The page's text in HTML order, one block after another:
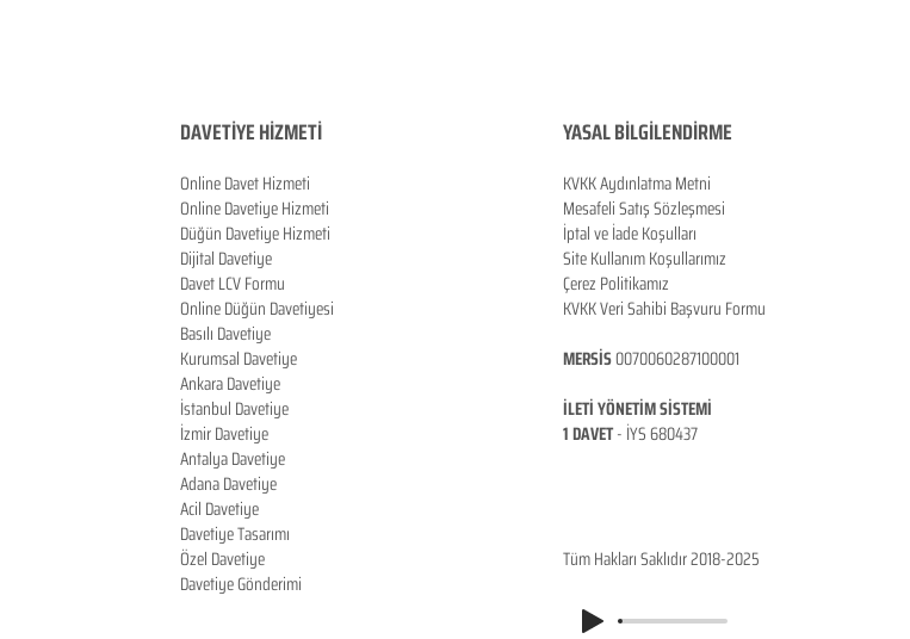
DAVETİYE HİZMETİ
Online Davet Hizmeti
Online Davetiye Hizmeti
Düğün Davetiye Hizmeti
Dijital Davetiye
Davet LCV Formu
Online Düğün Davetiyesi
Basılı Davetiye
Kurumsal Davetiye
Ankara Davetiye
İstanbul Davetiye
İzmir Davetiye
Antalya Davetiye
Adana Davetiye
Acil Davetiye
Davetiye Tasarımı
Özel Davetiye
Davetiye Gönderimi
YASAL BİLGİLENDİRME
KVKK Aydınlatma Metni
Mesafeli Satış Sözleşmesi
İptal ve İade Koşulları
Site Kullanım Koşullarımız
Çerez Politikamız
KVKK Veri Sahibi Başvuru Formu
MERSİS0070060287100001
İLETİ YÖNETİM SİSTEMİ
1 DAVET- İYS 680437
Tüm Hakları Saklıdır 2018-2025